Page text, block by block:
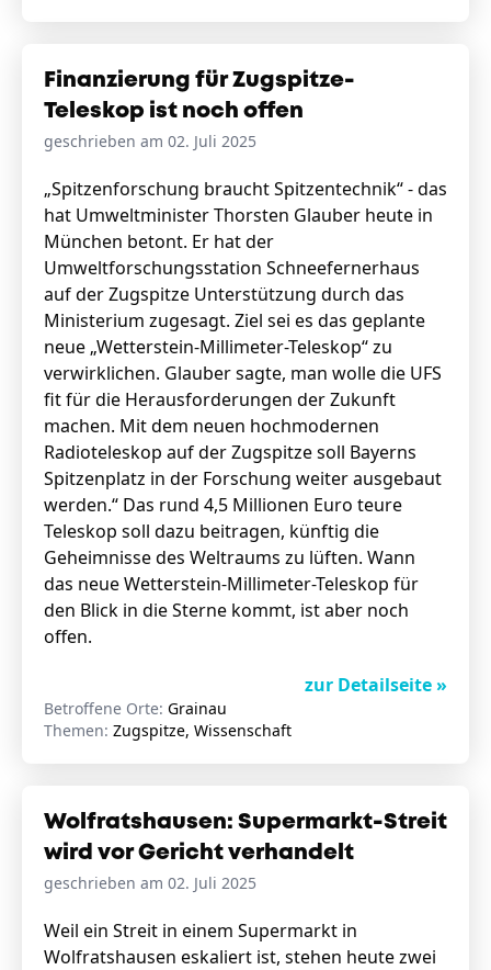
Finanzierung für Zugspitze-
Teleskop ist noch offen
geschrieben am 02. Juli 2025
„Spitzenforschung braucht Spitzentechnik“ - das
hat Umweltminister Thorsten Glauber heute in
München betont. Er hat der
Umweltforschungsstation Schneefernerhaus
auf der Zugspitze Unterstützung durch das
Ministerium zugesagt. Ziel sei es das geplante
neue „Wetterstein-Millimeter-Teleskop“ zu
verwirklichen. Glauber sagte, man wolle die UFS
fit für die Herausforderungen der Zukunft
machen. Mit dem neuen hochmodernen
Radioteleskop auf der Zugspitze soll Bayerns
Spitzenplatz in der Forschung weiter ausgebaut
werden.“ Das rund 4,5 Millionen Euro teure
Teleskop soll dazu beitragen, künftig die
Geheimnisse des Weltraums zu lüften. Wann
das neue Wetterstein-Millimeter-Teleskop für
den Blick in die Sterne kommt, ist aber noch
offen.
zur Detailseite »
Betroffene Orte: Grainau
Themen: Zugspitze, Wissenschaft
Wolfratshausen: Supermarkt-Streit
wird vor Gericht verhandelt
geschrieben am 02. Juli 2025
Weil ein Streit in einem Supermarkt in
Wolfratshausen eskaliert ist, stehen heute zwei